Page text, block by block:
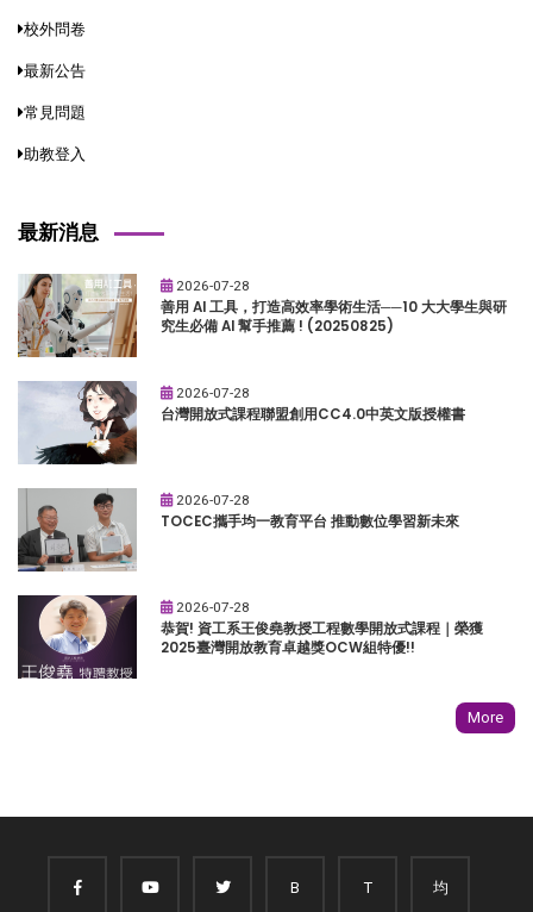
校外問卷
最新公告
常見問題
助教登入
最新消息
2026-07-28
善用 AI 工具，打造高效率學術生活──10 大大學生與研
究生必備 AI 幫手推薦 ! (20250825)
2026-07-28
台灣開放式課程聯盟創用CC4.0中英文版授權書
2026-07-28
TOCEC攜手均一教育平台 推動數位學習新未來
2026-07-28
恭賀! 資工系王俊堯教授工程數學開放式課程｜榮獲
2025臺灣開放教育卓越獎OCW組特優!!
More
B T 均